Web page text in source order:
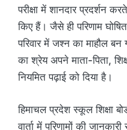
परीक्षा में शानदार प्रदर्शन
किए हैं। जैसे ही परिणाम
परिवार में जश्न का माहौल
का श्रेय अपने माता-पिता,
नियमित पढ़ाई को दिया है।
हिमाचल प्रदेश स्कूल शिक्षा
वार्ता में परिणामों की